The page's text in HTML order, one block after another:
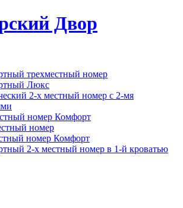
Двор
трехместный номер
Люкс
2-х местный номер с 2-мя
номер Комфорт
номер
номер Комфорт
2-х местный номер в 1-й кроватью